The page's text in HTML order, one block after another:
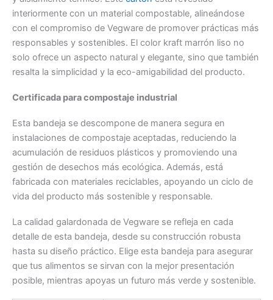
interiormente con un material compostable, alineándose
con el compromiso de Vegware de promover prácticas más
responsables y sostenibles. El color kraft marrón liso no
solo ofrece un aspecto natural y elegante, sino que también
resalta la simplicidad y la eco-amigabilidad del producto.
Certificada para compostaje industrial
Esta bandeja se descompone de manera segura en
instalaciones de compostaje aceptadas, reduciendo la
acumulación de residuos plásticos y promoviendo una
gestión de desechos más ecológica. Además, está
fabricada con materiales reciclables, apoyando un ciclo de
vida del producto más sostenible y responsable.
La calidad galardonada de Vegware se refleja en cada
detalle de esta bandeja, desde su construcción robusta
hasta su diseño práctico. Elige esta bandeja para asegurar
que tus alimentos se sirvan con la mejor presentación
posible, mientras apoyas un futuro más verde y sostenible.